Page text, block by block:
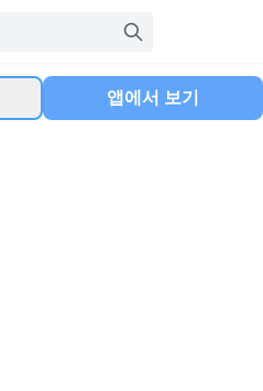
앱에서 보기